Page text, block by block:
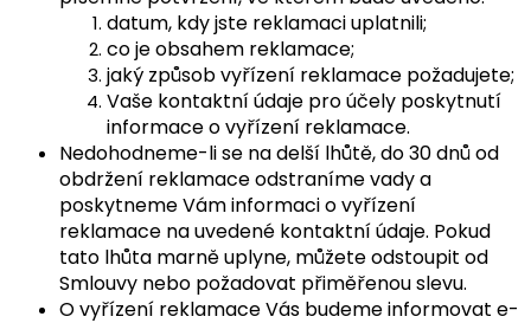
datum, kdy jste reklamaci uplatnili;
co je obsahem reklamace;
jaký způsob vyřízení reklamace požadujete;
Vaše kontaktní údaje pro účely poskytnutí
informace o vyřízení reklamace.
Nedohodneme-li se na delší lhůtě, do 30 dnů od
obdržení reklamace odstraníme vady a
poskytneme Vám informaci o vyřízení
reklamace na uvedené kontaktní údaje. Pokud
tato lhůta marně uplyne, můžete odstoupit od
Smlouvy nebo požadovat přiměřenou slevu.
O vyřízení reklamace Vás budeme informovat e-